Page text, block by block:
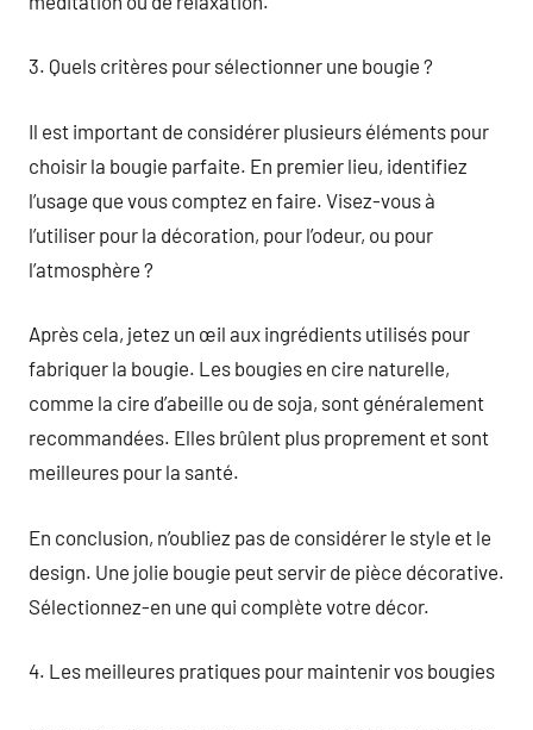
3. Quels critères pour sélectionner une bougie ?
Il est important de considérer plusieurs éléments pour
choisir la bougie parfaite. En premier lieu, identifiez
l’usage que vous comptez en faire. Visez-vous à
l’utiliser pour la décoration, pour l’odeur, ou pour
l’atmosphère ?
Après cela, jetez un œil aux ingrédients utilisés pour
fabriquer la bougie. Les bougies en cire naturelle,
comme la cire d’abeille ou de soja, sont généralement
recommandées. Elles brûlent plus proprement et sont
meilleures pour la santé.
En conclusion, n’oubliez pas de considérer le style et le
design. Une jolie bougie peut servir de pièce décorative.
Sélectionnez-en une qui complète votre décor.
4. Les meilleures pratiques pour maintenir vos bougies